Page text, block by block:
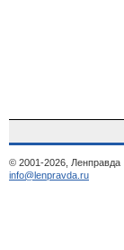
© 2001-2026, Ленправда
info@lenpravda.ru